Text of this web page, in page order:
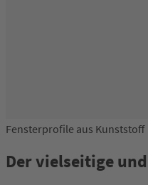
Fensterprofile aus Kunststoff
Der vielseitige